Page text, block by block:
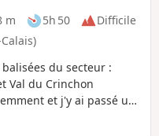
le
m 5h 50
Difficile
du secteur :
Val du Crinchon
et j'y ai passé une